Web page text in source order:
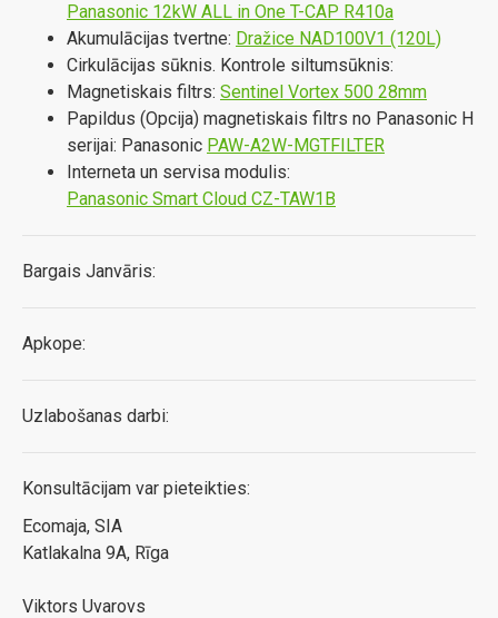
Panasonic 12kW ALL in One T-CAP R410a
Akumulācijas tvertne: Dražice NAD100V1 (120L)
Cirkulācijas sūknis. Kontrole siltumsūknis:
Magnetiskais filtrs: Sentinel Vortex 500 28mm
Papildus (Opcija) magnetiskais filtrs no Panasonic H
serijai: Panasonic PAW-A2W-MGTFILTER
Interneta un servisa modulis:
Panasonic Smart Cloud CZ-TAW1B
Bargais Janvāris:
Apkope:
Uzlabošanas darbi:
Konsultācijam var pieteikties:
Ecomaja, SIA
Katlakalna 9A, Rīga
Viktors Uvarovs